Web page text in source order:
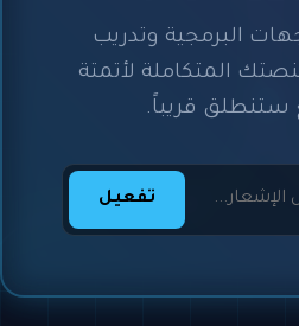
البرمجية وتدريب
المتكاملة لأتمتة
ستنطلق قريباً.
تفعيل